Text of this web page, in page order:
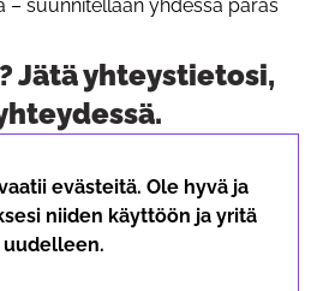
– suunnitellaan yhdessä paras
Jätä yhteystietosi,
evästeitä. Ole hyvä ja
niiden käyttöön ja yritä
uudelleen.